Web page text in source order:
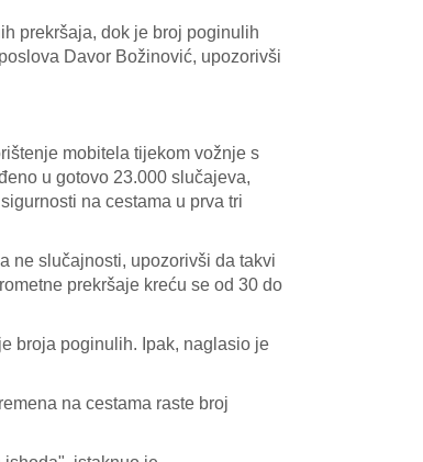
prekršaja, dok je broj poginulih
Davor Božinović, upozorivši
mobitela tijekom vožnje s
u gotovo 23.000 slučajeva,
na cestama u prva tri
ne slučajnosti, upozorivši da takvi
prekršaje kreću se od 30 do
broja poginulih. Ipak, naglasio je
na cestama raste broj